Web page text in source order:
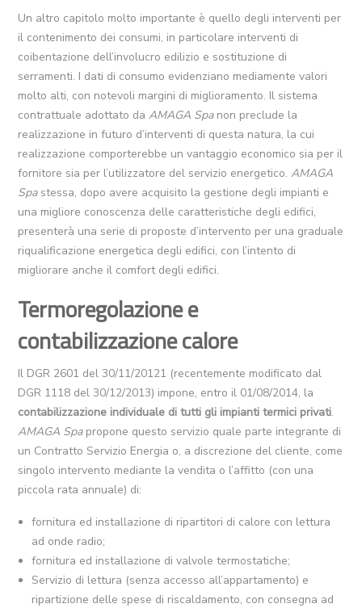
Un altro capitolo molto importante è quello degli interventi per
il contenimento dei consumi, in particolare interventi di
coibentazione dell’involucro edilizio e sostituzione di
serramenti. I dati di consumo evidenziano mediamente valori
molto alti, con notevoli margini di miglioramento. Il sistema
contrattuale adottato daAMAGA Spanon preclude la
realizzazione in futuro d’interventi di questa natura, la cui
realizzazione comporterebbe un vantaggio economico sia per il
fornitore sia per l’utilizzatore del servizio energetico.AMAGA
Spastessa, dopo avere acquisito la gestione degli impianti e
una migliore conoscenza delle caratteristiche degli edifici,
presenterà una serie di proposte d’intervento per una graduale
riqualificazione energetica degli edifici, con l’intento di
migliorare anche il comfort degli edifici.
Termoregolazione e
contabilizzazione calore
Il DGR 2601 del 30/11/20121 (recentemente modificato dal
DGR 1118 del 30/12/2013) impone, entro il 01/08/2014, la
contabilizzazione individuale di tutti gli impianti termici privati.
AMAGA Spapropone questo servizio quale parte integrante di
un Contratto Servizio Energia o, a discrezione del cliente, come
singolo intervento mediante la vendita o l’affitto (con una
piccola rata annuale) di:
fornitura ed installazione di ripartitori di calore con lettura
ad onde radio;
fornitura ed installazione di valvole termostatiche;
Servizio di lettura (senza accesso all’appartamento) e
ripartizione delle spese di riscaldamento, con consegna ad